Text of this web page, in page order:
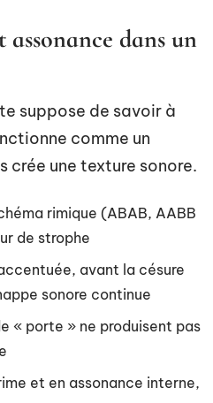
dans un
suppose de savoir à
comme un
crée une texture sonore.
rimique (ABAB, AABB
de strophe
avant la césure
sonore continue
« porte » ne produisent pas
et en assonance interne,